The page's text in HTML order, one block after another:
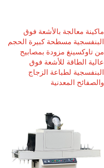
ماكينة معالجة بالأشعة فوق
البنفسجية مسطحة كبيرة الحجم
من تاوكسينغ مزودة بمصابيح
عالية الطاقة للأشعة فوق
البنفسجية لطباعة الزجاج
والصفائح المعدنية